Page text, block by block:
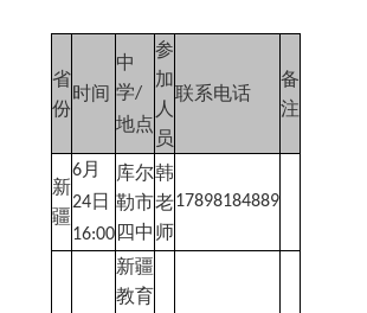
省
份
时间
中
学/
地点
参
加
人
员
联系电话
备
注
新
疆
6月
24日
16:00
库尔
勒市
四中
韩
老
师
17898184889
新疆
教育